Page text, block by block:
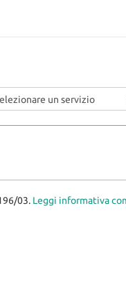
03. Leggi informativa